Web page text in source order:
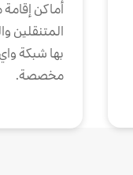
أماكن
المتنقلين
بها شبكة
مخصصة.